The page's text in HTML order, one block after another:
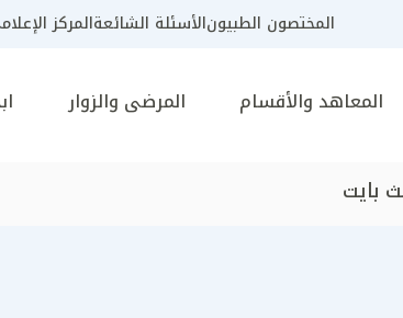
المختصون الطبيونالأسئلة الشائعةالمركز
المعاهد والأقسام المرضى والزوار
بايت